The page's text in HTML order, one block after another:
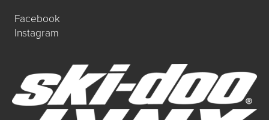
Facebook
Instagram